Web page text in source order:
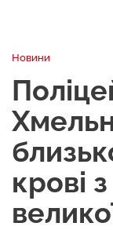
Новини
крові